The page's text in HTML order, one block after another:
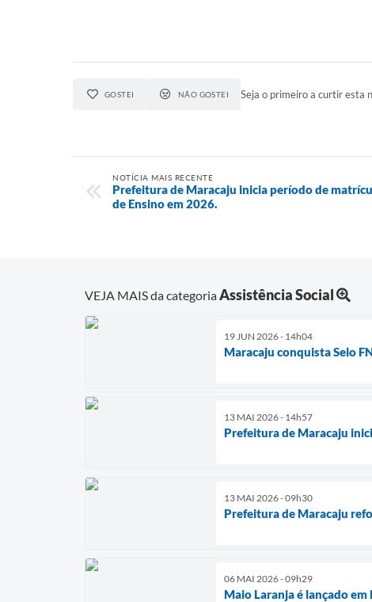
GOSTEI NÃO GOSTEI Seja o primeiro a curtir esta
NOTÍCIA MAIS RECENTE
Prefeitura de Maracaju inicia período de
de Ensino em 2026.
VEJA MAIS da categoriaAssistência Social
19 JUN 2026 - 14h04
Maracaju conquista Selo
13 MAI 2026 - 14h57
Prefeitura de Maracaju
13 MAI 2026 - 09h30
Prefeitura de Maracaju
06 MAI 2026 - 09h29
Maio Laranja é lançado